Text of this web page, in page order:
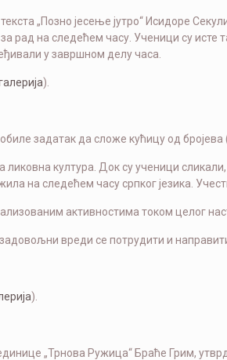
„Позно јесење јутро“ Исидоре
рад на следећем часу. Ученици су
у завршном делу часа.
).
задатак да сложе кућицу од
ликовна култура. Док су ученици
на следећем часу српког језика.
активностима током целог
вреди се потрудити и
).
„Трнова Ружица“ Браће Грим,